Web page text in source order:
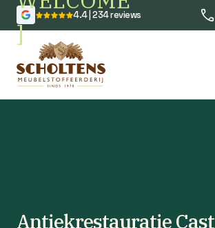
]
4.4 | 234 reviews
Antiekrestauratie